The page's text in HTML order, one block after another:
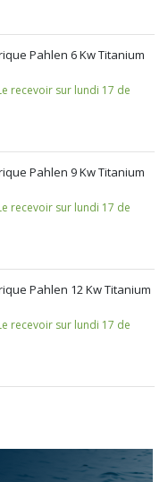
Pahlen 6 Kw Titanium
recevoir sur lundi 17 de
Pahlen 9 Kw Titanium
recevoir sur lundi 17 de
Pahlen 12 Kw Titanium
recevoir sur lundi 17 de